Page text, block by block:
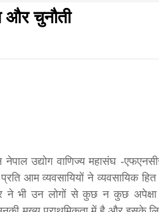
और चुनौती
नेपाल उद्योग वाणिज्य महासंघ -
आम व्यवसायियों ने व्यवसायिक
ने भी उन लोगों से कुछ न कुछ अपेक्षा
मंगलवार शुभसंवत् 2083